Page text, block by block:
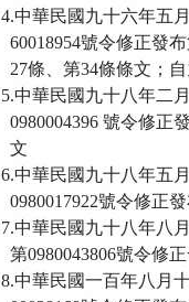
4.中華民國九十六年五
60018954號令修正發
27條、第34條條文；
5.中華民國九十八年二
0980004396 號令修正
文
6.中華民國九十八年五
0980017922號令修正
7.中華民國九十八年八
第0980043806號令修
8.中華民國一百年八月